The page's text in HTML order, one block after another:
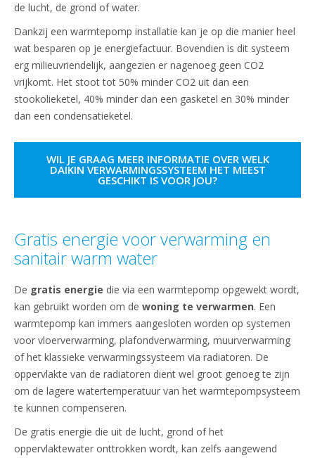
de lucht, de grond of water.
Dankzij een warmtepomp installatie kan je op die manier heel
wat besparen op je energiefactuur. Bovendien is dit systeem
erg milieuvriendelijk, aangezien er nagenoeg geen CO2
vrijkomt. Het stoot tot 50% minder CO2 uit dan een
stookolieketel, 40% minder dan een gasketel en 30% minder
dan een condensatieketel.
WIL JE GRAAG MEER INFORMATIE OVER WELK
DAIKIN VERWARMINGSSYSTEEM HET MEEST
GESCHIKT IS VOOR JOU?
Gratis energie voor verwarming en
sanitair warm water
De gratis energie die via een warmtepomp opgewekt wordt,
kan gebruikt worden om de woning te verwarmen. Een
warmtepomp kan immers aangesloten worden op systemen
voor vloerverwarming, plafondverwarming, muurverwarming
of het klassieke verwarmingssysteem via radiatoren. De
oppervlakte van de radiatoren dient wel groot genoeg te zijn
om de lagere watertemperatuur van het warmtepompsysteem
te kunnen compenseren.
De gratis energie die uit de lucht, grond of het
oppervlaktewater onttrokken wordt, kan zelfs aangewend